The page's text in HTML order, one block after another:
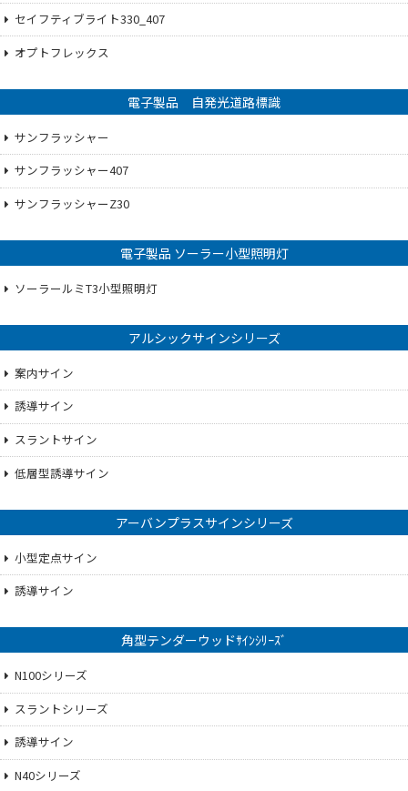
セイフティブライト330_407
オプトフレックス
電子製品 自発光道路標識
サンフラッシャー
サンフラッシャー407
サンフラッシャーZ30
電子製品 ソーラー小型照明灯
ソーラールミT3小型照明灯
アルシックサインシリーズ
案内サイン
誘導サイン
スラントサイン
低層型誘導サイン
アーバンプラスサインシリーズ
小型定点サイン
誘導サイン
角型テンダーウッドｻｲﾝｼﾘｰｽﾞ
N100シリーズ
スラントシリーズ
誘導サイン
N40シリーズ